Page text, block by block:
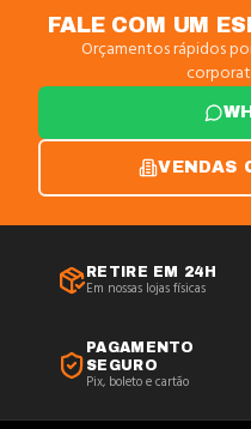
FALE COM UM
Orçamentos rápidos
VENDAS
RETIRE EM 24H
Em nossas lojas físicas
PAGAMENTO
SEGURO
Pix, boleto e cartão